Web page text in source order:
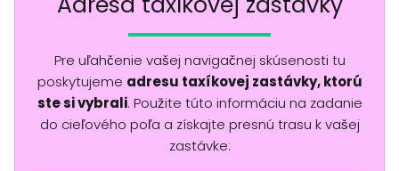
Pre uľahčenie vašej navigačnej skúsenosti tu
poskytujeme adresu taxíkovej zastávky, ktorú
ste si vybrali. Použite túto informáciu na zadanie
do cieľového poľa a získajte presnú trasu k vašej
zastávke: